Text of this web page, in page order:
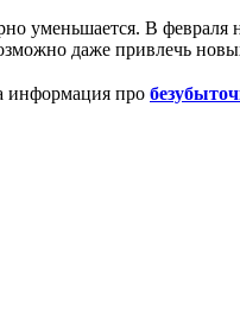
уменьшается. В
даже привлечь
информация про